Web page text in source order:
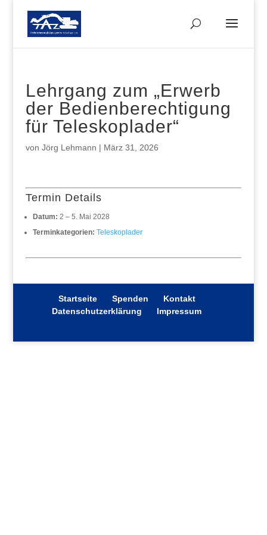
Lehrgang zum „Erwerb
der Bedienberechtigung
für Teleskoplader“
von Jörg Lehmann | März 31, 2026
Termin Details
Datum: 2 – 5. Mai 2028
Terminkategorien: Teleskoplader
Startseite Spenden
Kontakt
Datenschutzerklärung
Impressum